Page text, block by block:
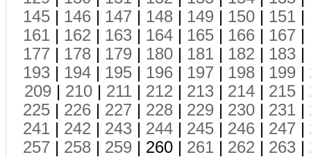
145 | 146 | 147 | 148 | 149 | 150 | 151 |
161 | 162 | 163 | 164 | 165 | 166 | 167 |
177 | 178 | 179 | 180 | 181 | 182 | 183 |
193 | 194 | 195 | 196 | 197 | 198 | 199 |
209 | 210 | 211 | 212 | 213 | 214 | 215 |
225 | 226 | 227 | 228 | 229 | 230 | 231 |
241 | 242 | 243 | 244 | 245 | 246 | 247 |
257 | 258 | 259 | 260 | 261 | 262 | 263 |